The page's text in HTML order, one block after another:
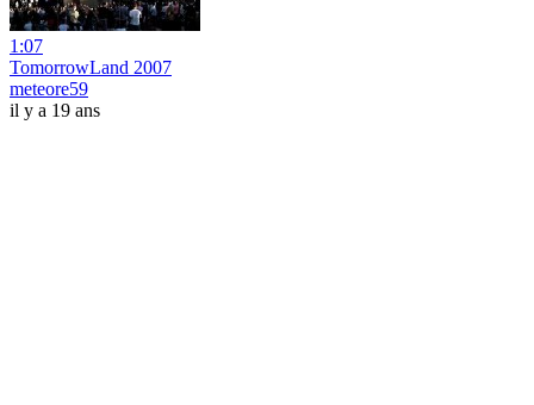
1:07
TomorrowLand 2007
meteore59
il y a 19 ans